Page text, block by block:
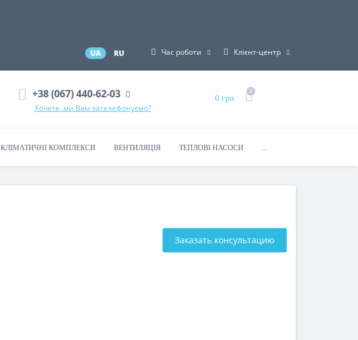
UA RU Час роботи Клієнт-центр
+38 (067) 440-62-03
Хочете, ми Вам зателефонуємо?
0 грн.
0
КЛІМАТИЧНІ КОМПЛЕКСИ ВЕНТИЛЯЦІЯ ТЕПЛОВІ НАСОСИ ...
Заказать консультацию